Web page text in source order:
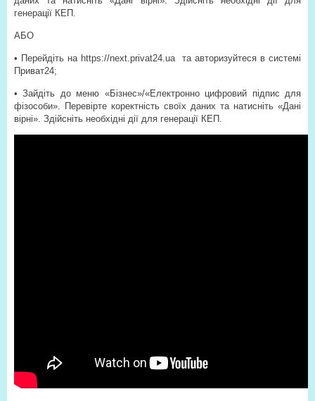
генерації КЕП.
АБО
• Перейдіть на https://next.privat24.ua та авторизуйтеся в системі
Приват24;
• Зайдіть до меню «Бізнес»/«Електронно цифровий підпис для
фізособи». Перевірте коректність своїх даних та натисніть «Дані
вірні». Здійсніть необхідні дії для генерації КЕП.